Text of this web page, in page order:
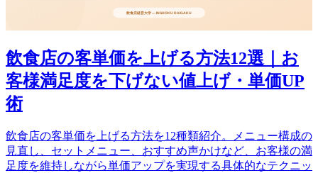
飲食店の客単価を上げる方法12選｜お
客様満足度を下げない値上げ・単価UP
術
飲食店の客単価を上げる方法を12種類紹介。メニュー構成の
見直し、セットメニュー、おすすめ声かけなど、お客様の満
足度を維持しながら単価アップを実現する具体的なテクニッ